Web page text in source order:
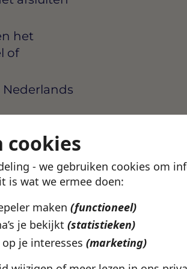
cookies
- we gebruiken cookies om
is wat we ermee doen:
maken (functioneel)
je bekijkt (statistieken)
je interesses (marketing)
het
of
om
een
rol
mede